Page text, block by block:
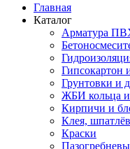
Главная
Каталог
Арматура
Гипсокартон
Грунтовки и
ЖБИ кольца
Кирпичи и
Клея,
Краски